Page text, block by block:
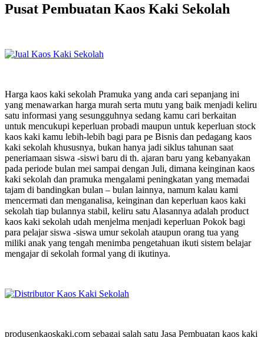
Pusat Pembuatan Kaos Kaki Sekolah
Harga kaos kaki sekolah Pramuka yang anda cari sepanjang ini
yang menawarkan harga murah serta mutu yang baik menjadi keliru
satu informasi yang sesungguhnya sedang kamu cari berkaitan
untuk mencukupi keperluan probadi maupun untuk keperluan stock
kaos kaki kamu lebih-lebih bagi para pe Bisnis dan pedagang kaos
kaki sekolah khususnya, bukan hanya jadi siklus tahunan saat
peneriamaan siswa -siswi baru di th. ajaran baru yang kebanyakan
pada periode bulan mei sampai dengan Juli, dimana keinginan kaos
kaki sekolah dan pramuka mengalami peningkatan yang memadai
tajam di bandingkan bulan – bulan lainnya, namum kalau kami
mencermati dan menganalisa, keinginan dan keperluan kaos kaki
sekolah tiap bulannya stabil, keliru satu Alasannya adalah product
kaos kaki sekolah udah menjelma menjadi keperluan Pokok bagi
para pelajar siswa -siswa umur sekolah ataupun orang tua yang
miliki anak yang tengah menimba pengetahuan ikuti sistem belajar
mengajar di sekolah formal yang di ikutinya.
produsenkaoskaki.com sebagai salah satu Jasa Pembuatan kaos kaki